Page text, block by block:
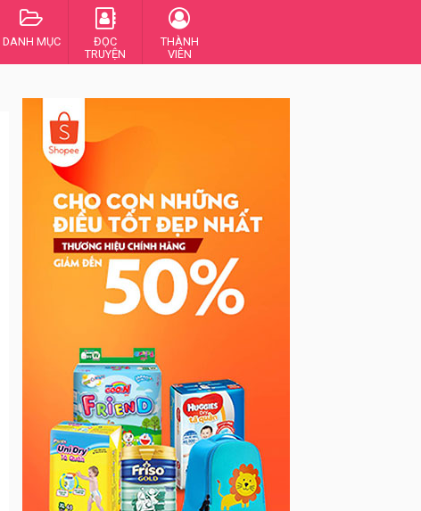
DANH MỤC
ĐỌC
TRUYỆN
THÀNH
VIÊN